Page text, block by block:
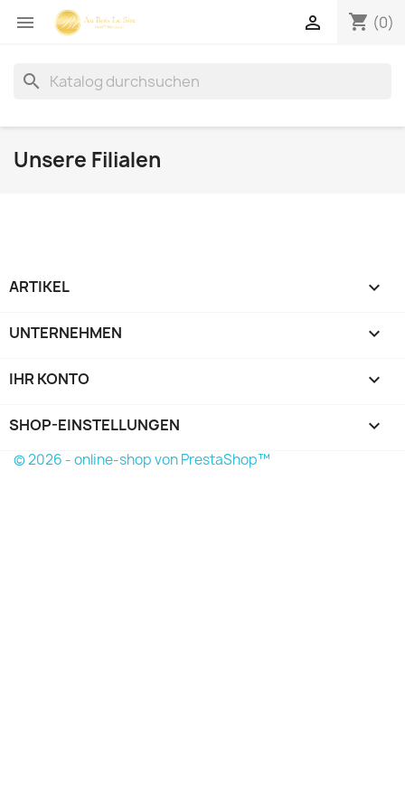
 shopping_cart (0)

search
Unsere Filialen
ARTIKEL 
UNTERNEHMEN 
IHR KONTO 
SHOP-EINSTELLUNGEN keyboard_arrow_down
© 2026 - online-shop von PrestaShop™